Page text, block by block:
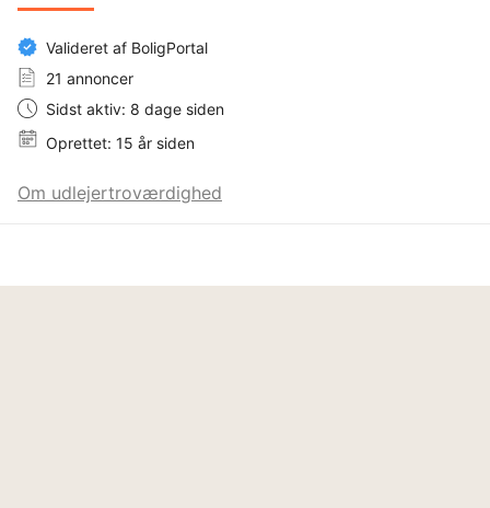
Valideret af BoligPortal
21 annoncer
Sidst aktiv: 8 dage siden
Oprettet: 15 år siden
Om udlejertroværdighed